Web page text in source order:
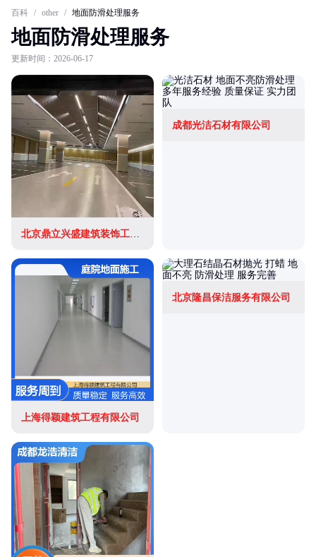
百科 / other / 地面防滑处理服务
地面防滑处理服务
更新时间：2026-06-17
北京鼎立兴盛建筑装饰工程有限公司
成都光洁石材有限公司
上海得颖建筑工程有限公司
北京隆昌保洁服务有限公司